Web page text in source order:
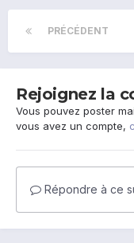
PRÉCÉDENT
Rejoignez la
Vous pouvez poster
vous avez un compte,
Répondre à ce